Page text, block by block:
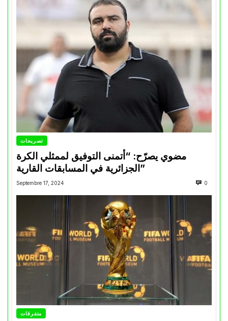
تصريحات
مضوي يصرّح: “أتمنى التوفيق لممثلي الكرة
الجزائرية في المسابقات القارية”
Septembre 17, 2024 0
متفرقات